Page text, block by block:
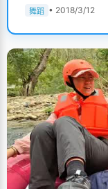
舞蹈 • 2018/3/12